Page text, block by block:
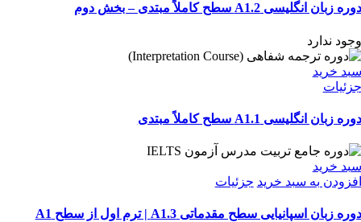
دوره زبان انگلیسی A1.2 سطح کاملاً مبتدی – بخش دوم
وجود ندارد
سبد خرید
جزئیات
دوره زبان انگلیسی A1.1 سطح کاملاً مبتدی
سبد خرید
افزودن به سبد خرید جزئیات
دوره زبان اسپانیایی سطح مقدماتی A1.3 | ترم اول از سطح A1